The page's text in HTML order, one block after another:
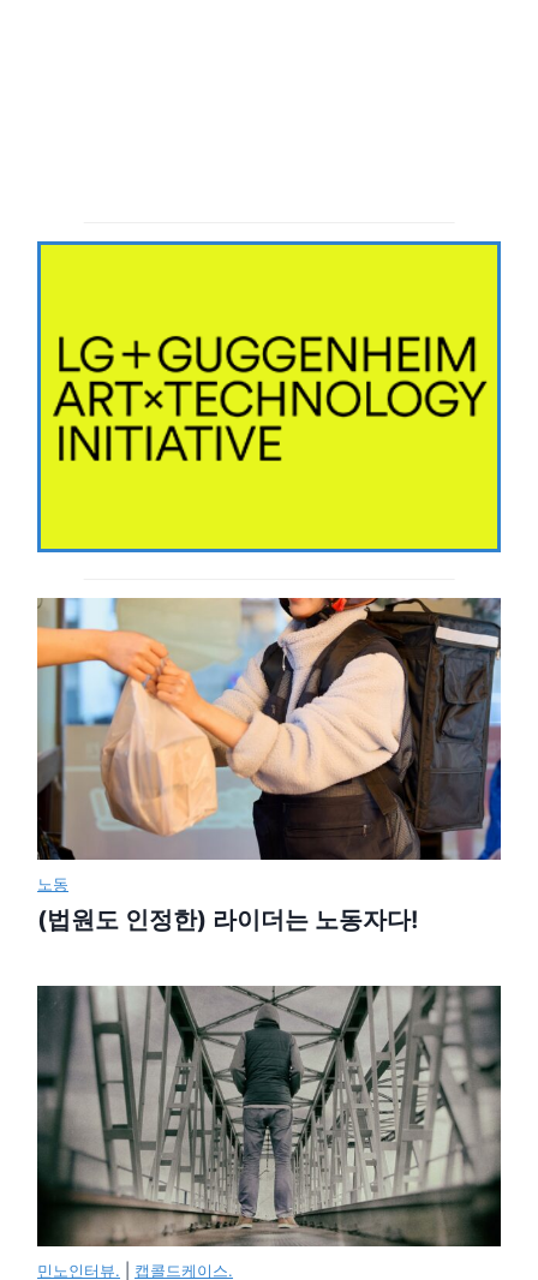
노동
(법원도 인정한) 라이더는 노동자다!
민노인터뷰. 캡콜드케이스.